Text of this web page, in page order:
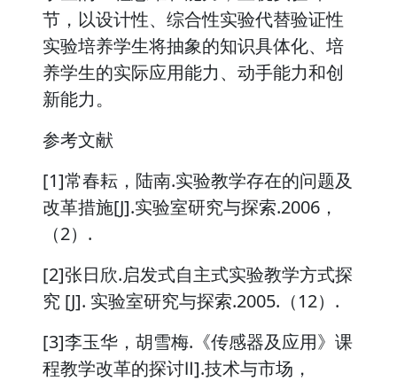
节，以设计性、综合性实验代替验证性
实验培养学生将抽象的知识具体化、培
养学生的实际应用能力、动手能力和创
新能力。
参考文献
[1]常春耘，陆南.实验教学存在的问题及
改革措施[J].实验室研究与探索.2006，
（2）.
[2]张日欣.启发式自主式实验教学方式探
究 [J]. 实验室研究与探索.2005.（12）.
[3]李玉华，胡雪梅.《传感器及应用》课
程教学改革的探讨Ⅱ].技术与市场，